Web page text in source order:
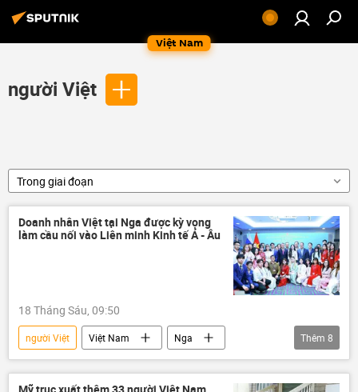
Việt Nam
người Việt
Trong giai đoạn
Doanh nhân Việt tại Nga được kỳ vọng
làm cầu nối vào Liên minh Kinh tế Á - Âu
18 Tháng Sáu, 09:50
người Việt Việt Nam
Nga
Liên bang Nga
người Việt ở nước Nga
Xã hội
Lê Minh Hưng
Thủ tướng
Thêm 8